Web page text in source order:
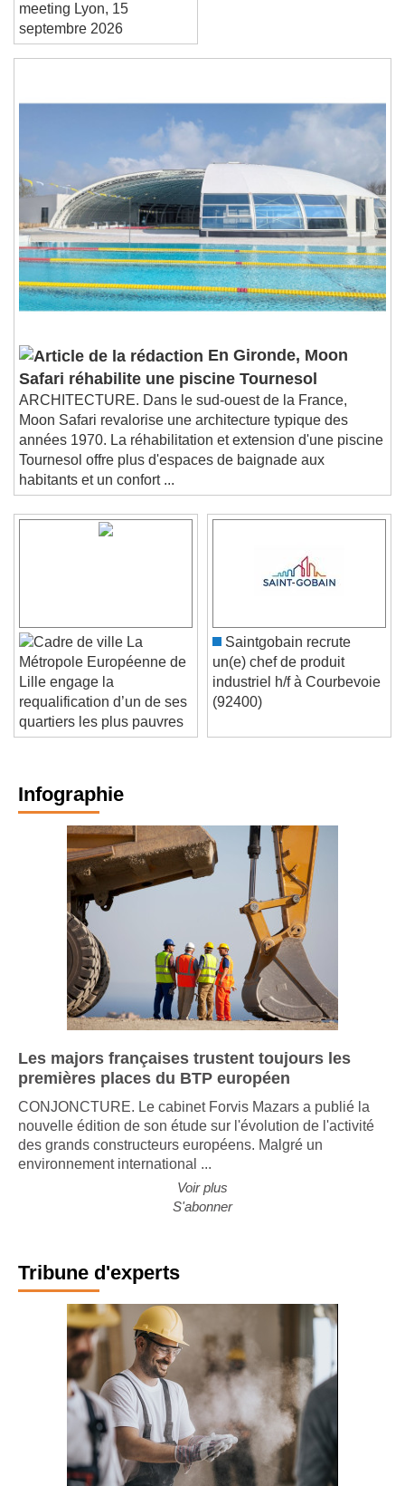
End of dialog window.
meeting Lyon, 15
septembre 2026
En Gironde, Moon
Safari réhabilite une piscine Tournesol
ARCHITECTURE. Dans le sud-ouest de la France,
Moon Safari revalorise une architecture typique des
années 1970. La réhabilitation et extension d'une piscine
Tournesol offre plus d'espaces de baignade aux
habitants et un confort ...
La
Métropole Européenne de
Lille engage la
requalification d’un de ses
quartiers les plus pauvres
Saintgobain recrute
un(e) chef de produit
industriel h/f à Courbevoie
Infographie
Les majors françaises trustent toujours les
premières places du BTP européen
CONJONCTURE. Le cabinet Forvis Mazars a publié la
nouvelle édition de son étude sur l'évolution de l'activité
des grands constructeurs européens. Malgré un
Voir plus
Tribune d'experts